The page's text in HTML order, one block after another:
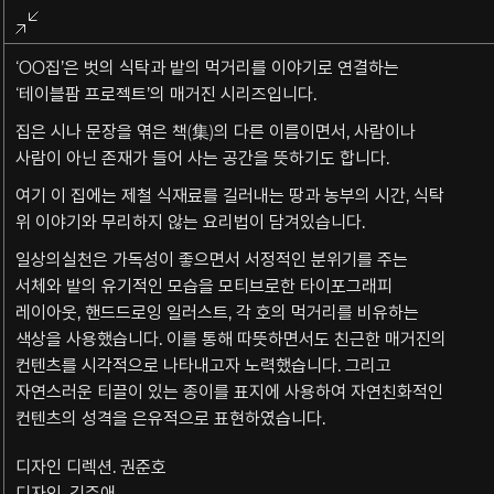
전체화면
종료
‘OO집’은 벗의 식탁과 밭의 먹거리를 이야기로 연결하는
‘테이블팜 프로젝트’의 매거진 시리즈입니다.
집은 시나 문장을 엮은 책(集)의 다른 이름이면서, 사람이나
사람이 아닌 존재가 들어 사는 공간을 뜻하기도 합니다.
여기 이 집에는 제철 식재료를 길러내는 땅과 농부의 시간, 식탁
위 이야기와 무리하지 않는 요리법이 담겨있습니다.
일상의실천은 가독성이 좋으면서 서정적인 분위기를 주는
서체와 밭의 유기적인 모습을 모티브로한 타이포그래피
레이아웃, 핸드드로잉 일러스트,각 호의 먹거리를 비유하는
색상을 사용했습니다. 이를 통해 따뜻하면서도 친근한 매거진의
컨텐츠를 시각적으로 나타내고자 노력했습니다.그리고
자연스러운 티끌이 있는 종이를 표지에 사용하여 자연친화적인
컨텐츠의 성격을 은유적으로 표현하였습니다.
디자인 디렉션. 권준호